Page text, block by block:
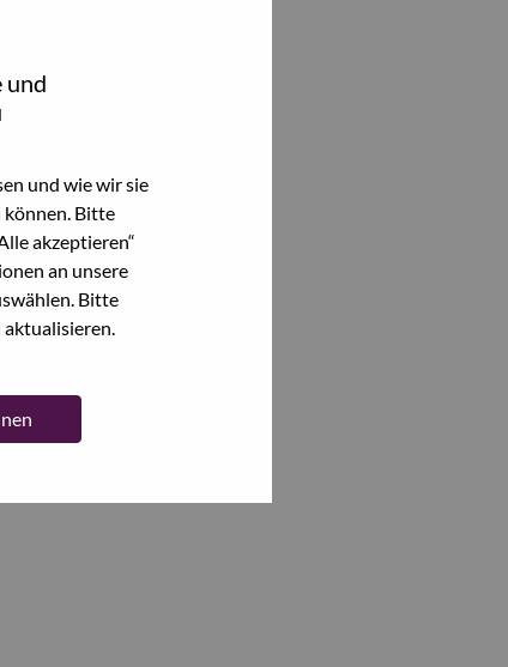
und
und wie wir sie
können. Bitte
akzeptieren“
an unsere
Bitte